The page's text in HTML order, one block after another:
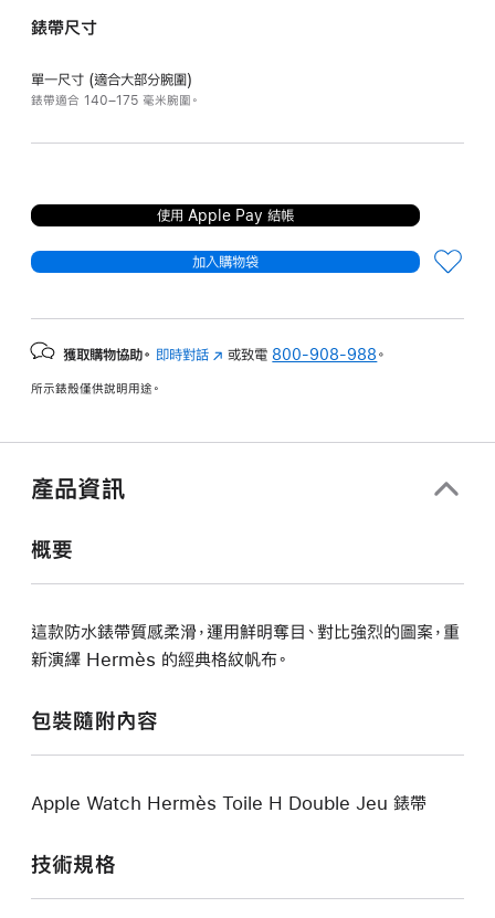
錶帶尺寸
單一尺寸 (適合大部分腕圍)
錶帶適合 140–175 毫米腕圍。
使用 Apple Pay 結帳
加入購物袋
獲取購物協助。 即時對話 (以
開
或致電 800-908-988 。
所示錶殼僅供說明用途。
產品資訊
概要
這款防水錶帶質感柔滑，運用鮮明奪目、對比強烈的圖案，重
新演繹 Hermès 的經典格紋帆布。
包裝隨附內容
Apple Watch Hermès Toile H Double Jeu 錶帶
技術規格